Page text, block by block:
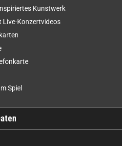
Kunstwerk
Live-Konzertvideos
Spiel